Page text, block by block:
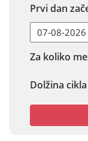
Prvi dan
Za koliko
Dolžina cikla